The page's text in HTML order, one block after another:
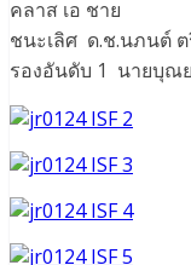
คลาส เอ ชาย
ชนะเลิศ ด.ช.นภนต์
รองอันดับ 1 นายบุณ